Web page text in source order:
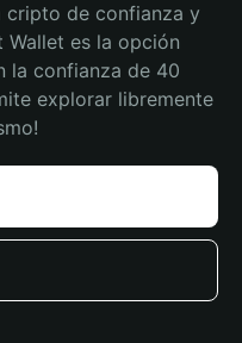
cripto de confianza y
Wallet es la opción
la confianza de 40
explorar libremente